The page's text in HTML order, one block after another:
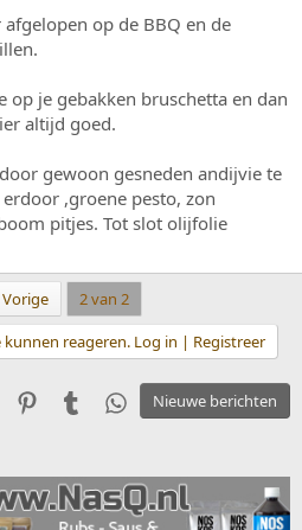
op de BBQ en de
op je gebakken bruschetta en dan
altijd goed.
gewoon gesneden andijvie te
,groene pesto, zon
pitjes. Tot slot olijfolie
Vorige
2 van 2
reageren. Log in | Registreer
Nieuwe berichten
PinterestTumblrWhatsApp